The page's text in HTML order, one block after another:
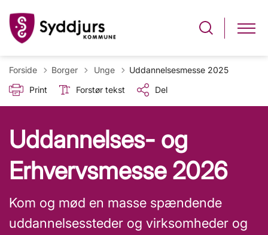
Forside Borger Tilbage til
Unge
Uddannelsesmesse 2025
Print
Forstør tekst Del
Uddannelses- og
Erhvervsmesse 2026
Kom og mød en masse spændende
uddannelsessteder og virksomheder og